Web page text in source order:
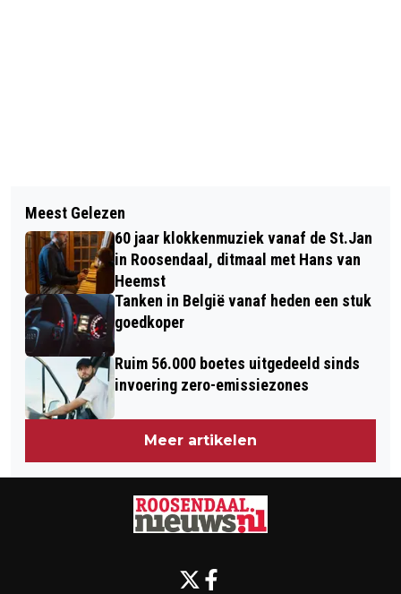
EXTRA CONTROLE EN FORSE BOETES
VOOR SPRINGEN VAN BRUGGEN
"GROEI AANTAL SOA'S IS LOGISCH
GEVOLG VAN OVERHEIDSBELEID"
Meest Gelezen
60 jaar klokkenmuziek vanaf de St.Jan
in Roosendaal, ditmaal met Hans van
Heemst
Tanken in België vanaf heden een stuk
goedkoper
Ruim 56.000 boetes uitgedeeld sinds
invoering zero-emissiezones
Meer artikelen